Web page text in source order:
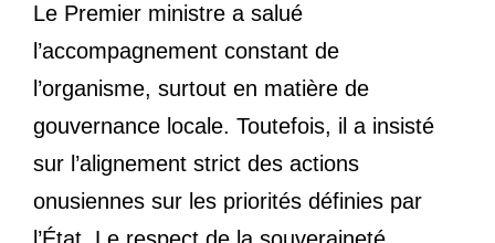
Le Premier ministre a salué
l’accompagnement constant de
l’organisme, surtout en matière de
gouvernance locale. Toutefois, il a insisté
sur l’alignement strict des actions
onusiennes sur les priorités définies par